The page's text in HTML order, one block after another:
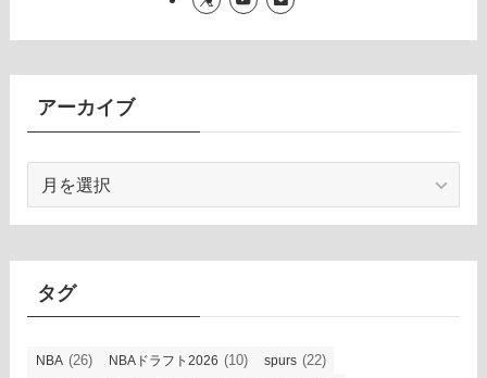
アーカイブ
カ
タグ
NBA (26) NBAドラフト2026 (10) spurs (22)